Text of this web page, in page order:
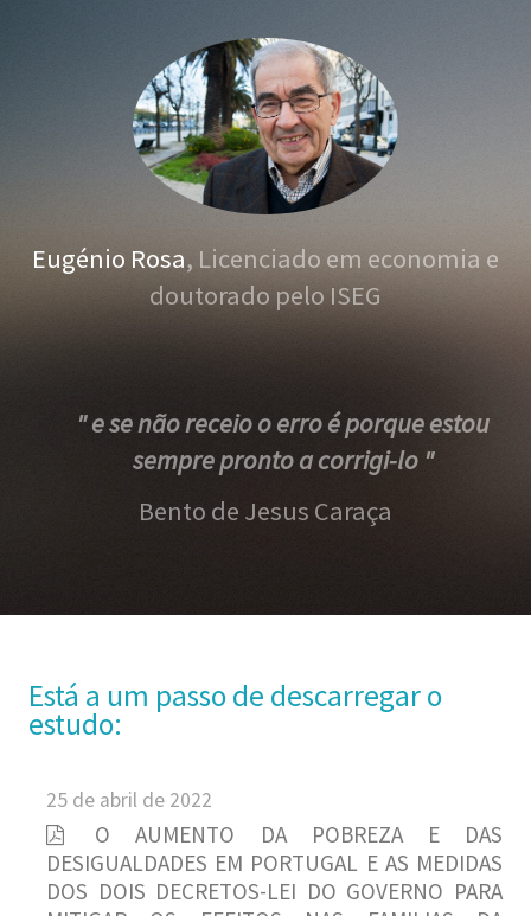
Eugénio Rosa, Licenciado em economia e
doutorado pelo ISEG
" e se não receio o erro é porque estou
sempre pronto a corrigi-lo "
Bento de Jesus Caraça
Está a um passo de descarregar o
estudo:
25 de abril de 2022
O AUMENTO DA POBREZA E DAS
DESIGUALDADES EM PORTUGAL E AS MEDIDAS
DOS DOIS DECRETOS-LEI DO GOVERNO PARA